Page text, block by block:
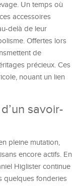
Un temps où
accessoires
delà de leur
Offertes lors
de
précieux. Ces
nouant un lien
savoir-
pleine mutation,
encore actifs. En
Higlister continue
quelques fonderies